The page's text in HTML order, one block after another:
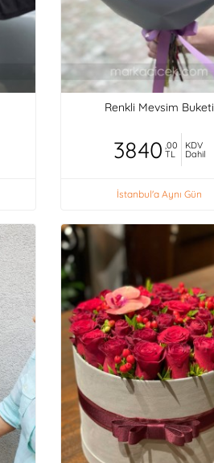
Renkli Mevsim Buketi
3840 ,00
TL
KDV
Dahil
İstanbul'a Aynı Gün